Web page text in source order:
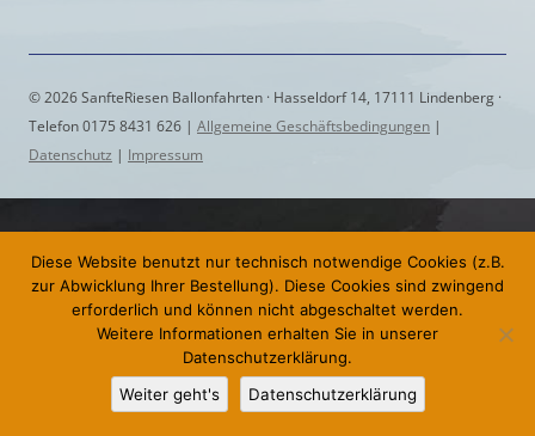
© 2026 SanfteRiesen Ballonfahrten · Hasseldorf 14, 17111 Lindenberg ·
Telefon 0175 8431 626 | Allgemeine Geschäftsbedingungen |
Datenschutz | Impressum
Diese Website benutzt nur technisch notwendige Cookies (z.B.
zur Abwicklung Ihrer Bestellung). Diese Cookies sind zwingend
erforderlich und können nicht abgeschaltet werden.
Weitere Informationen erhalten Sie in unserer
Datenschutzerklärung.
Weiter geht's
Datenschutzerklärung